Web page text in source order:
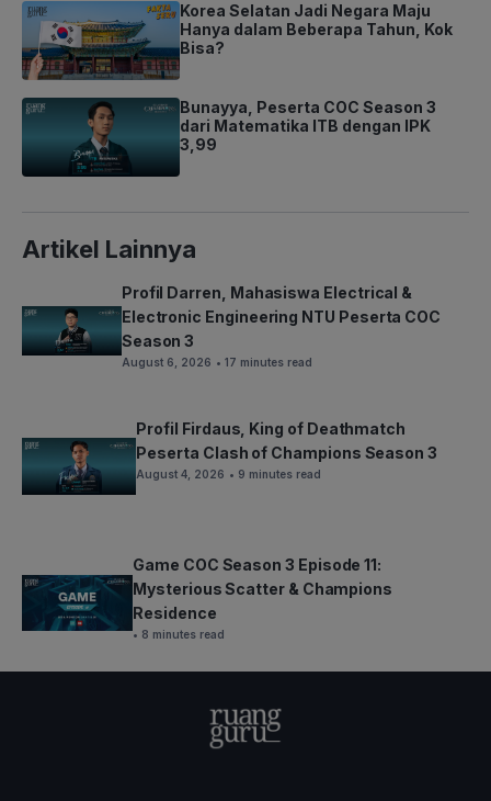
Korea Selatan Jadi Negara Maju
Hanya dalam Beberapa Tahun, Kok
Bisa?
Bunayya, Peserta COC Season 3
dari Matematika ITB dengan IPK
3,99
Artikel Lainnya
Profil Darren, Mahasiswa Electrical &
Electronic Engineering NTU Peserta COC
Season 3
August 6, 2026 • 17 minutes read
Profil Firdaus, King of Deathmatch
Peserta Clash of Champions Season 3
August 4, 2026 • 9 minutes read
Game COC Season 3 Episode 11:
Mysterious Scatter & Champions
Residence
• 8 minutes read